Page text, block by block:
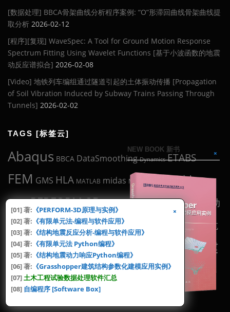
[数据处理] BBCA骨架曲线分析程序案例: “O”形滞回曲线骨架曲线提
取分析 2026-02-12
[程序][复现] WaveSpec: A Tool for Ground Motion Response
Spectrum Fitting Using Wavelet Functions [基于小波函数的地震
动反应谱拟合] 2026-02-08
[Video] 地铁列车编组通过隧道引起的土体振动传播 [Propagation
of Soil Vibration Induced by Subway Trains Passing Through
Tunnels] 2026-02-02
TAGS [标签云]
Abaqus BBCA DataSmoothing Dynamics ETABS
FEM GMS HLA MATLAB midas Midas2Abaqus
Midas
GenPERFORM-3DSAP2000ToolYJK YPD
动
力学反应谱 地震动 地震工程 工具 抗规 抗
震设计 有限元 混凝土 滞回曲线 父亲 盈建
科科研结构分析结构设计编程 论文
试验 软件选波
NEW BOOK 新书
[01] 著: 《PERFORM-3D原理与实例》
[02] 著: 《有限单元法-编程与软件应用》
[03] 著: 《结构地震反应分析-编程与软件应用》
[04] 著: 《有限单元法 Python编程》
[05] 著: 《结构地震动力响应Python编程》
[06] 著: 《Grasshopper建筑结构参数化建模应用实例》
[07]土木工程试验数据处理软件汇总
[08] 自编程序 [Software Box]